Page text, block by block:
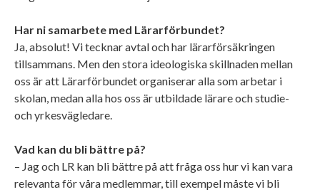
Har ni samarbete med Lärarförbundet?
Ja, absolut! Vi tecknar avtal och har lärarförsäkringen
tillsammans. Men den stora ideologiska skillnaden mellan
oss är att Lärarförbundet organiserar alla som arbetar i
skolan, medan alla hos oss är utbildade lärare och studie-
och yrkesvägledare.
Vad kan du bli bättre på?
– Jag och LR kan bli bättre på att fråga oss hur vi kan vara
relevanta för våra medlemmar, till exempel måste vi bli